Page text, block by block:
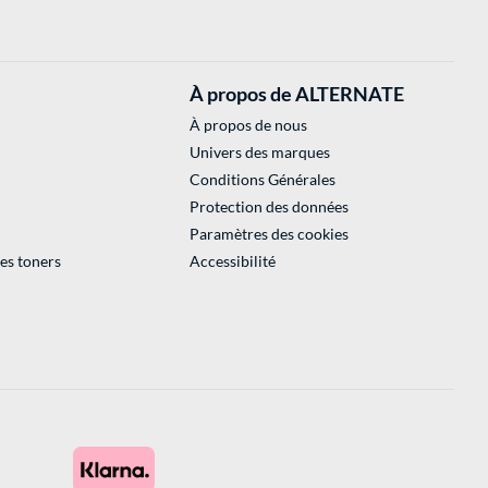
toners
À propos de ALTERNATE
À propos de nous
Univers des marques
Conditions Générales
Protection des données
Paramètres des cookies
Accessibilité